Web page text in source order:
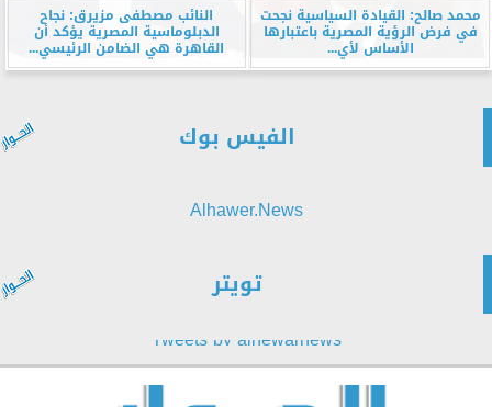
محمد صالح: القيادة السياسية نجحت
في فرض الرؤية المصرية باعتبارها
الأساس لأي...
النائب مصطفى مزيرق: نجاح
الدبلوماسية المصرية يؤكد أن
القاهرة هي الضامن الرئيسي...
الفيس بوك
Alhawer.News
تويتر
Tweets by alhewarnews